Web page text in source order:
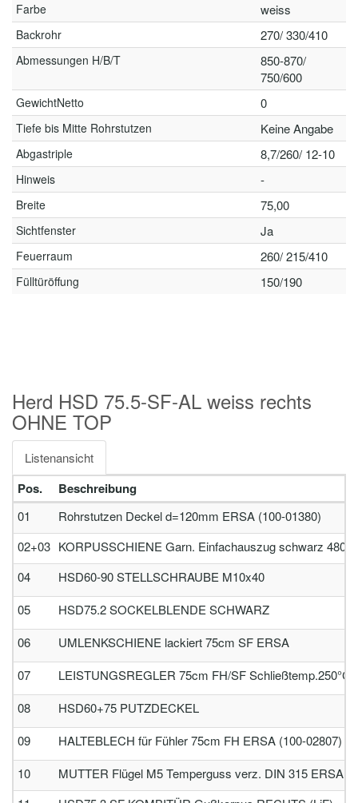
Farbe weiss
Backrohr 270/ 330/410
Abmessungen H/B/T
850-870/
750/600
GewichtNetto 0
Tiefe bis Mitte Rohrstutzen Keine Angabe
Abgastriple 8,7/260/ 12-10
Hinweis -
Breite 75,00
Sichtfenster Ja
Feuerraum 260/ 215/410
Fülltüröffung 150/190
Herd HSD 75.5-SF-AL weiss rechts
OHNE TOP
Listenansicht
Pos. Beschreibung
01
Rohrstutzen Deckel d=120mm ERSA (100-01380)
02+03 KORPUSSCHIENE Garn. Einfachauszug schwarz
04
HSD60-90 STELLSCHRAUBE M10x40
05
HSD75.2 SOCKELBLENDE SCHWARZ
06
UMLENKSCHIENE lackiert 75cm SF ERSA
07
LEISTUNGSREGLER 75cm FH/SF Schließtemp.250°C
08
HSD60+75 PUTZDECKEL
09
HALTEBLECH für Fühler 75cm FH ERSA (100-02807)
10
MUTTER Flügel M5 Temperguss verz. DIN 315 ERSA